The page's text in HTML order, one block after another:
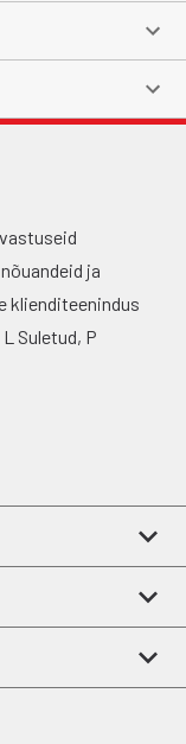
ja
klienditeenindus
Suletud, P